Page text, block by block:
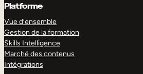
Platforme
Vue d’ensemble
Gestion de la formation
Skills Intelligence
Marché des contenus
Intégrations